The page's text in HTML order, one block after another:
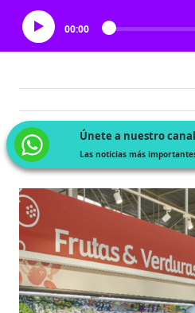
00:00
Únete a nuestro
Las noticias más